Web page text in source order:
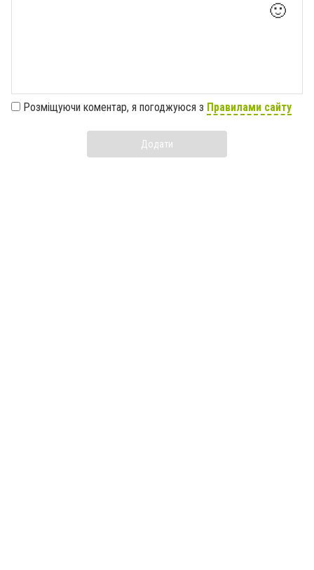
🙂
Розміщуючи коментар, я погоджуюся з Правилами сайту
Додати